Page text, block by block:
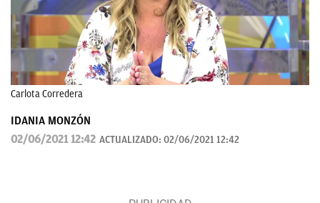
Carlota Corredera
IDANIA MONZÓN
02/06/2021 12:42 ACTUALIZADO: 02/06/2021 12:42